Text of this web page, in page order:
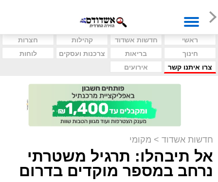
ראשי חדשות אשדוד קהילות
חצרות
חינוך
בריאות צרכנות ועסקים
לוחות
צרו איתנו קשר
אירועים
חדשות אשדוד > מקומי
אל תיבהלו: תרגיל משטרתי
נרחב במספר מוקדים בדרום